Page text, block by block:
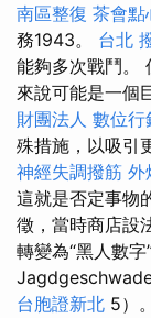
南區整復 茶會點
務1943。 台北
能夠多次戰鬥。
來說可能是一個
財團法人 數位行
殊措施，以吸引
神經失調撥筋 外
這就是否定事物
徵，當時商店設
轉變為“黑人數
台胞證新北 5）。